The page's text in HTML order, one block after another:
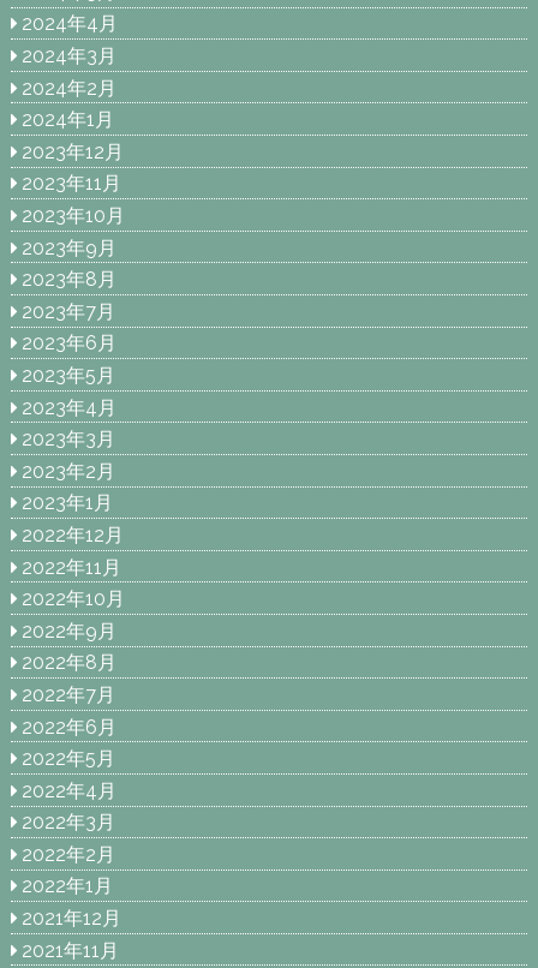
2024年4月
2024年3月
2024年2月
2024年1月
2023年12月
2023年11月
2023年10月
2023年9月
2023年8月
2023年7月
2023年6月
2023年5月
2023年4月
2023年3月
2023年2月
2023年1月
2022年12月
2022年11月
2022年10月
2022年9月
2022年8月
2022年7月
2022年6月
2022年5月
2022年4月
2022年3月
2022年2月
2022年1月
2021年12月
2021年11月